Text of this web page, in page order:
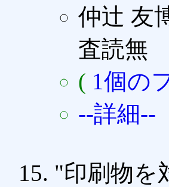
仲辻 友
査読無
( 1個の
--詳細--
"印刷物を